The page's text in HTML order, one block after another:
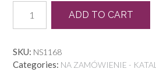
0028
quantity
ADD TO CART
SKU: NS1168
Categories: NA ZAMÓWIENIE -